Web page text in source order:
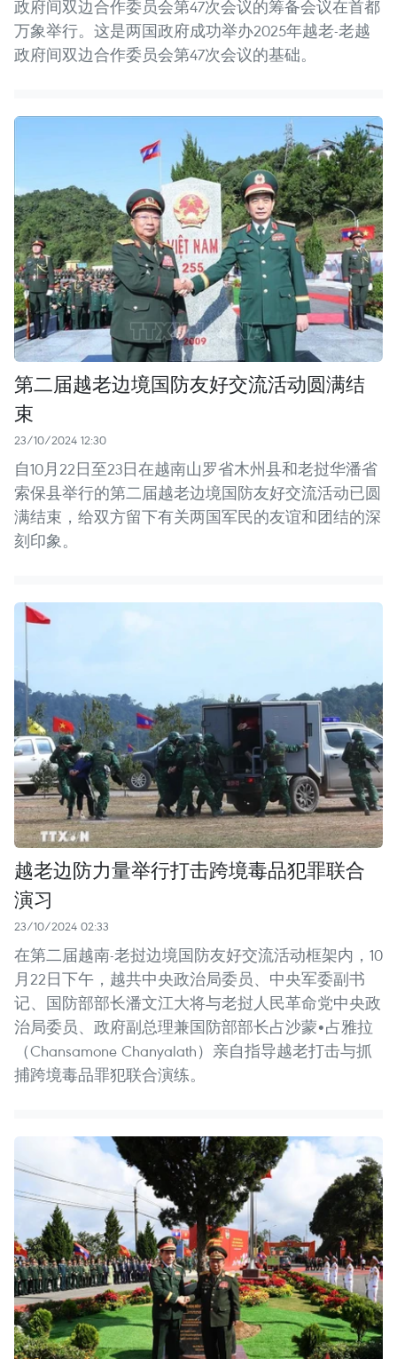
政府间双边合作委员会第47次会议的筹备会议在首都
万象举行。这是两国政府成功举办2025年越老-老越
政府间双边合作委员会第47次会议的基础。
第二届越老边境国防友好交流活动圆满结
束
23/10/2024 12:30
自10月22日至23日在越南山罗省木州县和老挝华潘省
索保县举行的第二届越老边境国防友好交流活动已圆
满结束，给双方留下有关两国军民的友谊和团结的深
刻印象。
越老边防力量举行打击跨境毒品犯罪联合
演习
23/10/2024 02:33
在第二届越南-老挝边境国防友好交流活动框架内，10
月22日下午，越共中央政治局委员、中央军委副书
记、国防部部长潘文江大将与老挝人民革命党中央政
治局委员、政府副总理兼国防部部长占沙蒙•占雅拉
（Chansamone Chanyalath）亲自指导越老打击与抓
捕跨境毒品罪犯联合演练。